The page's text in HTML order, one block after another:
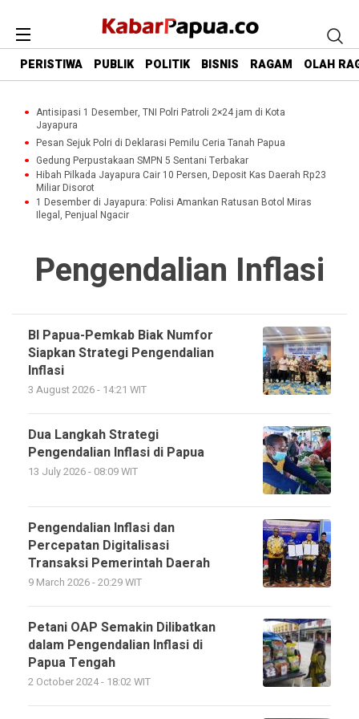
PERISTIWA PUBLIK POLITIK BISNIS RAGAM OLAH
Antisipasi 1 Desember, TNI Polri Patroli 2×24 jam di Kota
Jayapura
Pesan Sejuk Polri di Deklarasi Pemilu Ceria Tanah Papua
Gedung Perpustakaan SMPN 5 Sentani Terbakar
Hibah Pilkada Jayapura Cair 10 Persen, Deposit Kas Daerah Rp23
Miliar Disorot
1 Desember di Jayapura: Polisi Amankan Ratusan Botol Miras
Ilegal, Penjual Ngacir
Pengendalian Inflasi
BI Papua-Pemkab Biak Numfor
Siapkan Strategi Pengendalian
Inflasi
3 August 2026 - 14:21 WIT
Dua Langkah Strategi
Pengendalian Inflasi di Papua
13 July 2026 - 08:09 WIT
Pengendalian Inflasi dan
Percepatan Digitalisasi
Transaksi Pemerintah Daerah
9 March 2026 - 20:29 WIT
Petani OAP Semakin Dilibatkan
dalam Pengendalian Inflasi di
Papua Tengah
2 October 2024 - 18:02 WIT